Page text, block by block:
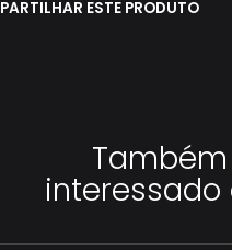
PARTILHAR ESTE PRODUTO